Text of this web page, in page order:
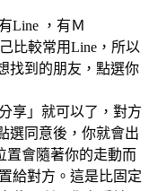
Line ，有Ｍ
比較常用Line，所以
找到的朋友，點選你
享」就可以了，對方
選同意後，你就會出
置會隨著你的走動而
給對方。這是比固定